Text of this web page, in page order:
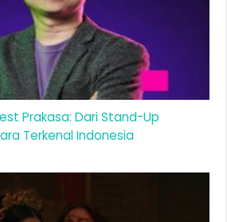
Prakasa: Dari Stand-Up
Terkenal Indonesia